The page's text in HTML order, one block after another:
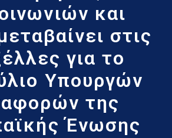
και
στις
για το
Υπουργών
της
Ένωσης